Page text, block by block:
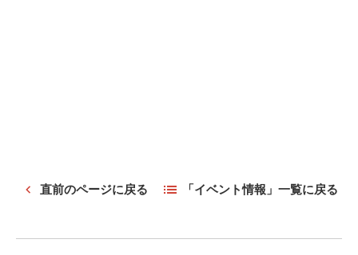
直前のページに戻る 「イベント情報」一覧に戻る